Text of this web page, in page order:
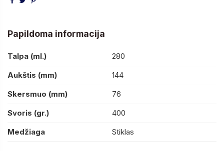
Papildoma informacija
Talpa (ml.)
280
Aukštis (mm)
144
Skersmuo (mm)
76
Svoris (gr.)
400
Medžiaga
Stiklas